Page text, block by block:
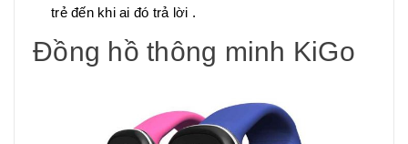
trẻ đến khi ai đó trả lời .
Đồng hồ thông minh KiGo